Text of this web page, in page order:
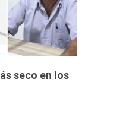
seco en los